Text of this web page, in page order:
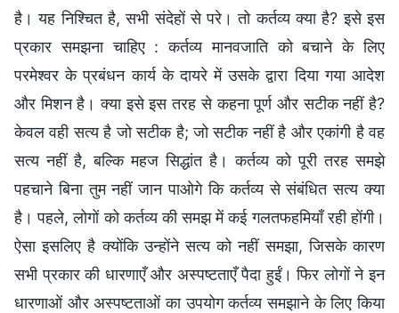
है। यह निश्चित है, सभी संदेहों से परे। तो कर्तव्य क्या है? इसे इस
प्रकार समझना चाहिए : कर्तव्य मानवजाति को बचाने के लिए
परमेश्वर के प्रबंधन कार्य के दायरे में उसके द्वारा दिया गया आदेश
और मिशन है। क्या इसे इस तरह से कहना पूर्ण और सटीक नहीं है?
केवल वही सत्य है जो सटीक है; जो सटीक नहीं है और एकांगी है वह
सत्य नहीं है, बल्कि महज सिद्धांत है। कर्तव्य को पूरी तरह समझे
पहचाने बिना तुम नहीं जान पाओगे कि कर्तव्य से संबंधित सत्य क्या
है। पहले, लोगों को कर्तव्य की समझ में कई गलतफहमियाँ रही होंगी।
ऐसा इसलिए है क्योंकि उन्होंने सत्य को नहीं समझा, जिसके कारण
सभी प्रकार की धारणाएँ और अस्पष्टताएँ पैदा हुईं। फिर लोगों ने इन
धारणाओं और अस्पष्टताओं का उपयोग कर्तव्य समझाने के लिए किया